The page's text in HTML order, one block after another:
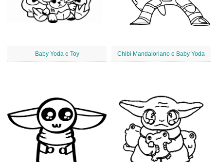
Baby Yoda e Toy Chibi Mandaloriano e Baby Yoda